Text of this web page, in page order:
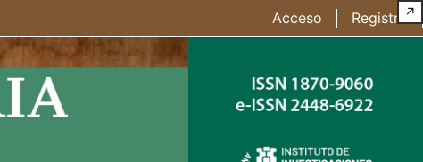
Acceso Registro↗